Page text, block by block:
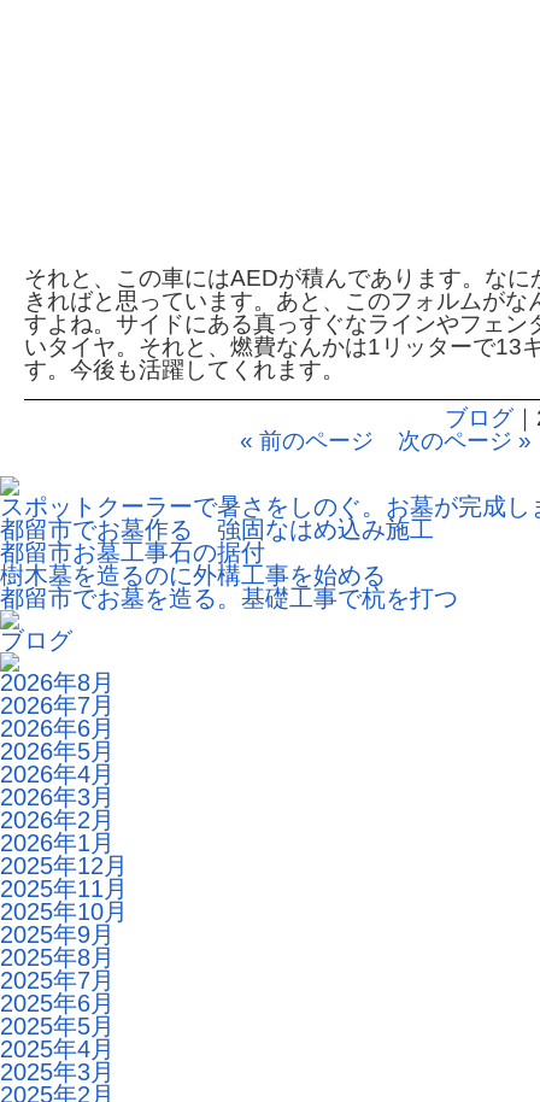
それと、この車にはAEDが積んであります。なに
きればと思っています。あと、このフォルムがな
すよね。サイドにある真っすぐなラインやフェン
いタイヤ。それと、燃費なんかは1リッターで13
す。今後も活躍してくれます。
ブログ
« 前のページ
次のページ »
スポットクーラーで暑さをしのぐ。お墓が完成し
都留市でお墓作る 強固なはめ込み施工
都留市お墓工事石の据付
樹木墓を造るのに外構工事を始める
都留市でお墓を造る。基礎工事で杭を打つ
ブログ
2026年8月
2026年7月
2026年6月
2026年5月
2026年4月
2026年3月
2026年2月
2026年1月
2025年12月
2025年11月
2025年10月
2025年9月
2025年8月
2025年7月
2025年6月
2025年5月
2025年4月
2025年3月
2025年2月